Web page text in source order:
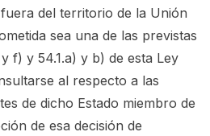
del territorio de la Unión
sea una de las previstas
f) y 54.1.a) y b) de esta Ley
al respecto a las
de dicho Estado miembro de
de esa decisión de